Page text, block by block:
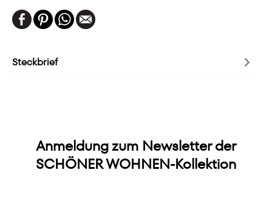
Steckbrief
Anmeldung zum Newsletter der
SCHÖNER WOHNEN-Kollektion